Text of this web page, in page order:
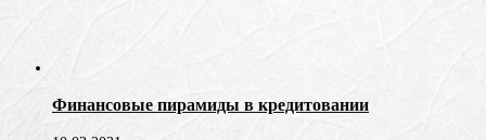
Финансовые пирамиды в кредитовании